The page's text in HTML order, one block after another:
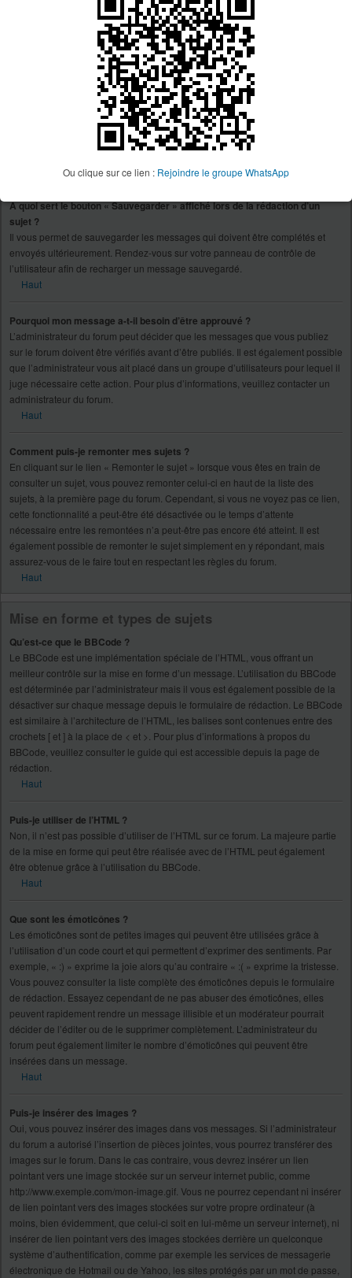
Ou clique sur ce lien : Rejoindre le groupe WhatsApp
décision n’appartient qu’à l’administrateur du forum concerné, le phpBB
Group n’est en aucun cas responsable de ce qui est appliqué ou non. Pour
plus d’informations, veuillez contacter un administrateur du forum.
Comment puis-je rapporter des messages à un modérateur ?
Si l’administrateur du forum a activé cette fonctionnalité, un bouton à cette fin
devrait être affiché à côté du message que vous souhaitez rapporter. En
cliquant sur celui-ci, vous trouverez toutes les étapes nécessaires afin de
rapporter le message.
À quoi sert le bouton « Sauvegarder » affiché lors de la rédaction d’un
sujet ?
Il vous permet de sauvegarder les messages qui doivent être complétés et
envoyés ultérieurement. Rendez-vous sur votre panneau de contrôle de
l’utilisateur afin de recharger un message sauvegardé.
Haut
Pourquoi mon message a-t-il besoin d’être approuvé ?
L’administrateur du forum peut décider que les messages que vous publiez
sur le forum doivent être vérifiés avant d’être publiés. Il est également possible
que l’administrateur vous ait placé dans un groupe d’utilisateurs pour lequel il
juge nécessaire cette action. Pour plus d’informations, veuillez contacter un
administrateur du forum.
Haut
Comment puis-je remonter mes sujets ?
En cliquant sur le lien « Remonter le sujet » lorsque vous êtes en train de
consulter un sujet, vous pouvez remonter celui-ci en haut de la liste des
sujets, à la première page du forum. Cependant, si vous ne voyez pas ce lien,
cette fonctionnalité a peut-être été désactivée ou le temps d’attente
nécessaire entre les remontées n’a peut-être pas encore été atteint. Il est
également possible de remonter le sujet simplement en y répondant, mais
assurez-vous de le faire tout en respectant les règles du forum.
Haut
Mise en forme et types de sujets
Qu’est-ce que le BBCode ?
Le BBCode est une implémentation spéciale de l’HTML, vous offrant un
meilleur contrôle sur la mise en forme d’un message. L’utilisation du BBCode
est déterminée par l’administrateur mais il vous est également possible de la
désactiver sur chaque message depuis le formulaire de rédaction. Le BBCode
est similaire à l’architecture de l’HTML, les balises sont contenues entre des
crochets [ et ] à la place de < et >. Pour plus d’informations à propos du
BBCode, veuillez consulter le guide qui est accessible depuis la page de
rédaction.
Haut
Puis-je utiliser de l’HTML ?
Non, il n’est pas possible d’utiliser de l’HTML sur ce forum. La majeure partie
de la mise en forme qui peut être réalisée avec de l’HTML peut également
être obtenue grâce à l’utilisation du BBCode.
Haut
Que sont les émoticônes ?
Les émoticônes sont de petites images qui peuvent être utilisées grâce à
l’utilisation d’un code court et qui permettent d’exprimer des sentiments. Par
exemple, « :) » exprime la joie alors qu’au contraire « :( » exprime la tristesse.
Vous pouvez consulter la liste complète des émoticônes depuis le formulaire
de rédaction. Essayez cependant de ne pas abuser des émoticônes, elles
peuvent rapidement rendre un message illisible et un modérateur pourrait
décider de l’éditer ou de le supprimer complètement. L’administrateur du
forum peut également limiter le nombre d’émoticônes qui peuvent être
insérées dans un message.
Haut
Puis-je insérer des images ?
Oui, vous pouvez insérer des images dans vos messages. Si l’administrateur
du forum a autorisé l’insertion de pièces jointes, vous pourrez transférer des
images sur le forum. Dans le cas contraire, vous devrez insérer un lien
pointant vers une image stockée sur un serveur internet public, comme
http://www.exemple.com/mon-image.gif. Vous ne pourrez cependant ni insérer
de lien pointant vers des images stockées sur votre propre ordinateur (à
moins, bien évidemment, que celui-ci soit en lui-même un serveur internet), ni
insérer de lien pointant vers des images stockées derrière un quelconque
système d’authentification, comme par exemple les services de messagerie
électronique de Hotmail ou de Yahoo, les sites protégés par un mot de passe,